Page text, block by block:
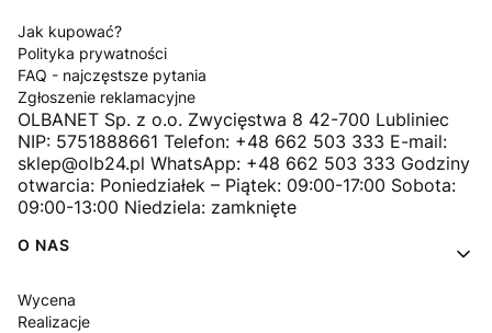
Jak kupować?
Polityka prywatności
FAQ - najczęstsze pytania
Zgłoszenie reklamacyjne
OLBANET Sp. z o.o. Zwycięstwa 8 42-700 Lubliniec
NIP: 5751888661 Telefon: +48 662 503 333 E-mail:
sklep@olb24.pl WhatsApp: +48 662 503 333 Godziny
otwarcia: Poniedziałek – Piątek: 09:00-17:00 Sobota:
09:00-13:00 Niedziela: zamknięte
O NAS
Wycena
Realizacje